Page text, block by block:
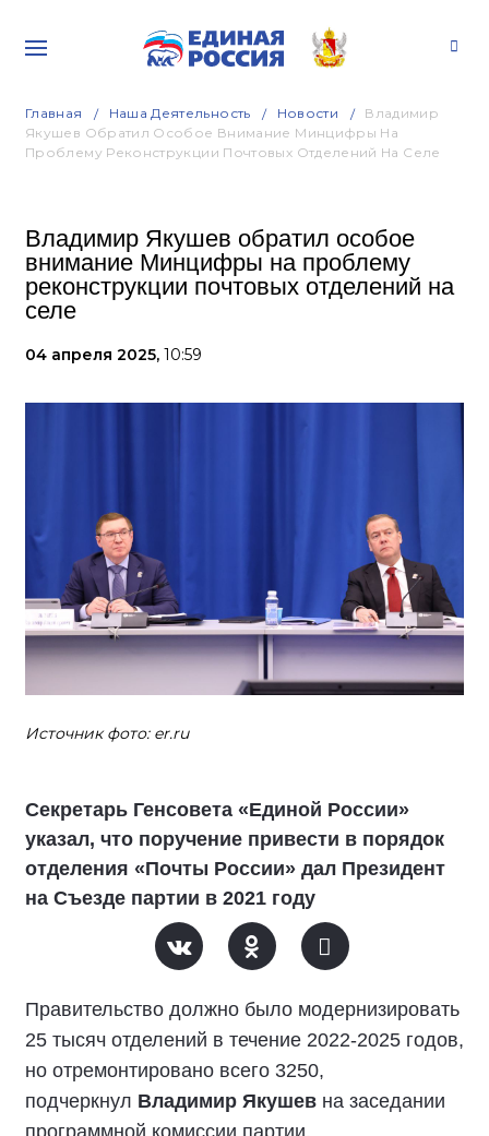
Главная Наша Деятельность Новости
Владимир
Якушев Обратил Особое Внимание Минцифры На
Проблему Реконструкции Почтовых Отделений На Селе
Владимир Якушев обратил особое
внимание Минцифры на проблему
реконструкции почтовых отделений на
селе
04 апреля 2025, 10:59
Источник фото: er.ru
Секретарь Генсовета «Единой России»
указал, что поручение привести в порядок
отделения «Почты России» дал Президент
на Съезде партии в 2021 году
Правительство должно было модернизировать
25 тысяч отделений в течение 2022-2025 годов,
но отремонтировано всего 3250,
подчеркнул Владимир Якушев на заседании
программной комиссии партии.